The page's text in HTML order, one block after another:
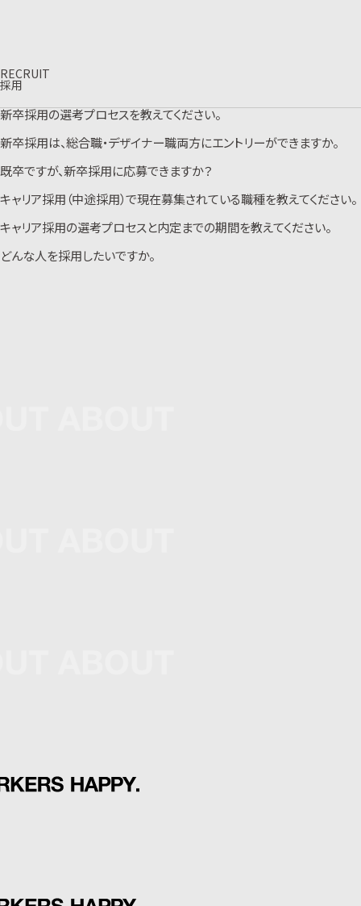
RECRUIT
採用
新卒採用の選考プロセスを教えてください。
エントリー→書類提出→書類選考→適性検査→面接（複数回）→内定とな
ります。デザイナー職は実技選考がございます。
新卒採用は、総合職・デザイナー職両方にエントリーができますか。
新卒採用では、総合職・デザイナー職いずれか1職種のみエントリー可能で
す。
既卒ですが、新卒採用に応募できますか？
既卒の方でも就業経験がなければ新卒採用にご応募いただけます。
キャリア採用（中途採用）で現在募集されている職種を教えてください。
こちらが現在募集している職種です。
キャリア採用の選考プロセスと内定までの期間を教えてください。
応募職種により選考のステップは異なります。基本的には書類選考と面接
（1～2回）を経て内定となります。ご応募いただいてから内定までの目安の
どんな人を採用したいですか。